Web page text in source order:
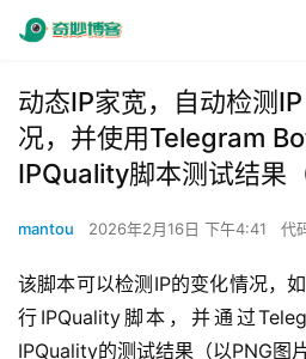
动态IP家宽，自动检测
况，并使用Telegram
IPQuality脚本测试结果
mantou 2026年2月16日 下午4:41 代
该脚本可以检测IP的变化情况，
行IPQuality脚本，并通过
IPQuality的测试结果（以PNG图